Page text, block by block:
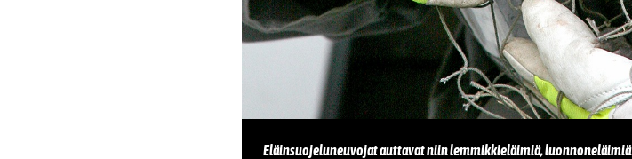
Eläinsuojeluneuvojat auttavat niin lemmikkieläimiä, luonnoneläimiä